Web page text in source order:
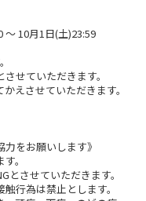
～ 10月1日(土)23:59
せていただきます。
えさせていただきます。
をお願いします》
。
とさせていただきます。
行為は禁止とします。